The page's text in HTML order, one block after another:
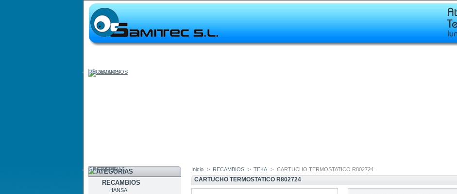
RECAMBIOS
GRIFERIAS
CATEGORÍAS
RECAMBIOS
HANSA
Inicio > RECAMBIOS > TEKA > CARTUCHO TERMOSTATICO R802724
CARTUCHO TERMOSTATICO R802724